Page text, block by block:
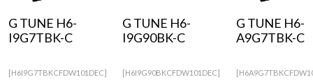
G TUNE H6-
I9G7TBK-C
[H6I9G7TBKCFDW101DEC]
G TUNE H6-
I9G90BK-C
[H6I9G90BKCFDW101DEC]
G TUNE H6-
A9G7TBK-C